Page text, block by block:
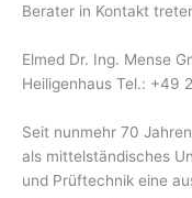
Berater in Kontakt
Elmed Dr. Ing. Mense
Heiligenhaus Tel.:
Seit nunmehr 70
als mittelständisches
und Prüftechnik eine